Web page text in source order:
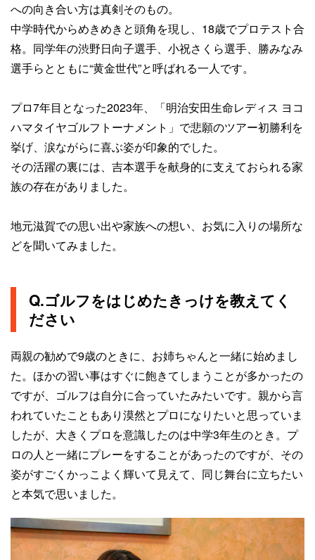
への向き合い方は真剣そのもの。
中学時代からめきめきと頭角を現し、18歳でプロテスト合
格。同学年の渋野日向子選手、小祝さくら選手、勝みなみ
選手らとともに“黄金世代”と呼ばれる一人です。
プロ7年目となった2023年、「明治安田生命レディス ヨコ
ハマタイヤゴルフトーナメント」で悲願のツアー初勝利を
挙げ、涙ながらに喜ぶ姿が印象的でした。
その活躍の裏には、吉本選手を献身的に支えておられる家
族の存在がありました。
地元滋賀での思い出や家族への想い、お気に入りの場所な
どを聞いてみました。
Q.ゴルフをはじめたきっけを教えてく
ださい
両親の勧めで9歳のときに、お姉ちゃんと一緒に始めまし
た。ほかの習い事はすぐに飽きてしまうことが多かったの
ですが、ゴルフは自分に合っていたみたいです。親から言
われていたこともあり漠然とプロになりたいと思っていま
したが、大きくプロを意識したのは中学3年生のとき。プ
ロの人と一緒にプレーをすることがあったのですが、その
姿がすごくかっこよく輝いて見えて、同じ舞台に立ちたい
と本気で思いました。